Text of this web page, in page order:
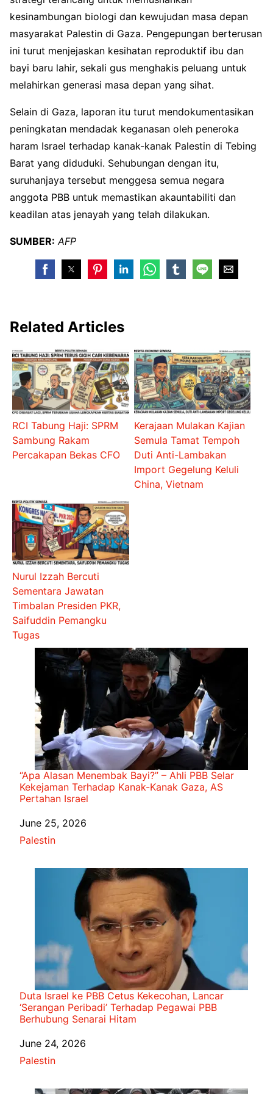
kesinambungan biologi dan kewujudan masa depan
masyarakat Palestin di Gaza. Pengepungan berterusan
ini turut menjejaskan kesihatan reproduktif ibu dan
bayi baru lahir, sekali gus menghakis peluang untuk
melahirkan generasi masa depan yang sihat.
Selain di Gaza, laporan itu turut mendokumentasikan
peningkatan mendadak keganasan oleh peneroka
haram Israel terhadap kanak-kanak Palestin di Tebing
Barat yang diduduki. Sehubungan dengan itu,
suruhanjaya tersebut menggesa semua negara
anggota PBB untuk memastikan akauntabiliti dan
keadilan atas jenayah yang telah dilakukan.
SUMBER: AFP
Related Articles
RCI Tabung Haji: SPRM
Sambung Rakam
Percakapan Bekas CFO
Kerajaan Mulakan Kajian
Semula Tamat Tempoh
Duti Anti-Lambakan
Import Gegelung Keluli
China, Vietnam
Nurul Izzah Bercuti
Sementara Jawatan
Timbalan Presiden PKR,
Saifuddin Pemangku
Tugas
“Apa Alasan Menembak Bayi?” – Ahli PBB Selar
Kekejaman Terhadap Kanak-Kanak Gaza, AS
Pertahan Israel
Date
June 25, 2026
In relation to
Palestin
Duta Israel ke PBB Cetus Kekecohan, Lancar
‘Serangan Peribadi’ Terhadap Pegawai PBB
Berhubung Senarai Hitam
Date
June 24, 2026
In relation to
Palestin